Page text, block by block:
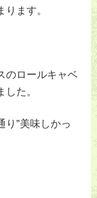
ます。
のロールキャベ
た。
り”美味しかっ